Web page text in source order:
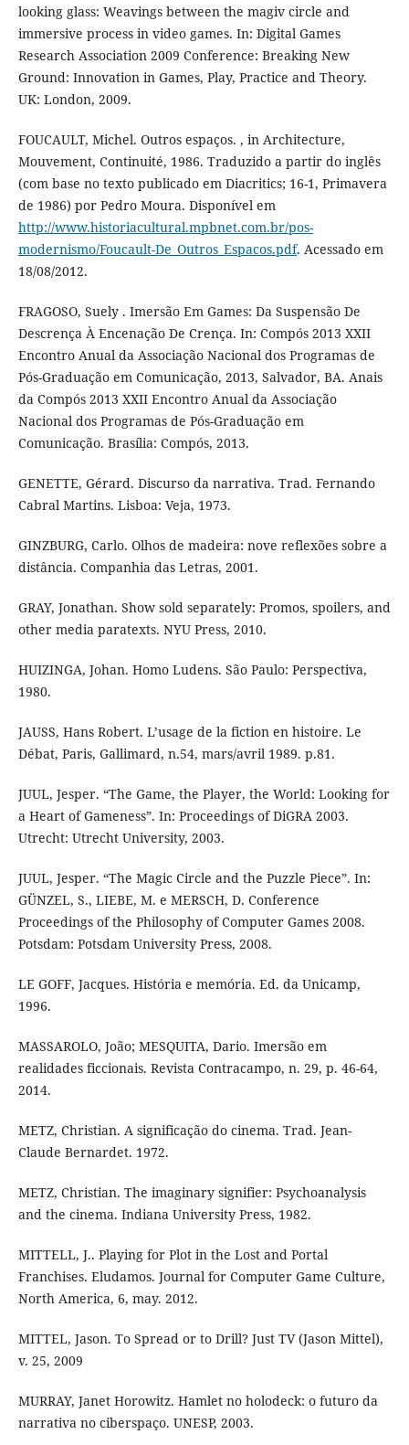
looking glass: Weavings between the magiv circle and
immersive process in video games. In: Digital Games
Research Association 2009 Conference: Breaking New
Ground: Innovation in Games, Play, Practice and Theory.
UK: London, 2009.
FOUCAULT, Michel. Outros espaços. , in Architecture,
Mouvement, Continuité, 1986. Traduzido a partir do inglês
(com base no texto publicado em Diacritics; 16-1, Primavera
de 1986) por Pedro Moura. Disponível em
http://www.historiacultural.mpbnet.com.br/pos-
modernismo/Foucault-De_Outros_Espacos.pdf. Acessado em
18/08/2012.
FRAGOSO, Suely . Imersão Em Games: Da Suspensão De
Descrença À Encenação De Crença. In: Compós 2013 XXII
Encontro Anual da Associação Nacional dos Programas de
Pós-Graduação em Comunicação, 2013, Salvador, BA. Anais
da Compós 2013 XXII Encontro Anual da Associação
Nacional dos Programas de Pós-Graduação em
Comunicação. Brasília: Compós, 2013.
GENETTE, Gérard. Discurso da narrativa. Trad. Fernando
Cabral Martins. Lisboa: Veja, 1973.
GINZBURG, Carlo. Olhos de madeira: nove reflexões sobre a
distância. Companhia das Letras, 2001.
GRAY, Jonathan. Show sold separately: Promos, spoilers, and
other media paratexts. NYU Press, 2010.
HUIZINGA, Johan. Homo Ludens. São Paulo: Perspectiva,
1980.
JAUSS, Hans Robert. L’usage de la fiction en histoire. Le
Débat, Paris, Gallimard, n.54, mars/avril 1989. p.81.
JUUL, Jesper. “The Game, the Player, the World: Looking for
a Heart of Gameness”. In: Proceedings of DiGRA 2003.
Utrecht: Utrecht University, 2003.
JUUL, Jesper. “The Magic Circle and the Puzzle Piece”. In:
GÜNZEL, S., LIEBE, M. e MERSCH, D. Conference
Proceedings of the Philosophy of Computer Games 2008.
Potsdam: Potsdam University Press, 2008.
LE GOFF, Jacques. História e memória. Ed. da Unicamp,
1996.
MASSAROLO, João; MESQUITA, Dario. Imersão em
realidades ficcionais. Revista Contracampo, n. 29, p. 46-64,
2014.
METZ, Christian. A significação do cinema. Trad. Jean-
Claude Bernardet. 1972.
METZ, Christian. The imaginary signifier: Psychoanalysis
and the cinema. Indiana University Press, 1982.
MITTELL, J.. Playing for Plot in the Lost and Portal
Franchises. Eludamos. Journal for Computer Game Culture,
North America, 6, may. 2012.
MITTEL, Jason. To Spread or to Drill? Just TV (Jason Mittel),
v. 25, 2009
MURRAY, Janet Horowitz. Hamlet no holodeck: o futuro da
narrativa no ciberspaço. UNESP, 2003.